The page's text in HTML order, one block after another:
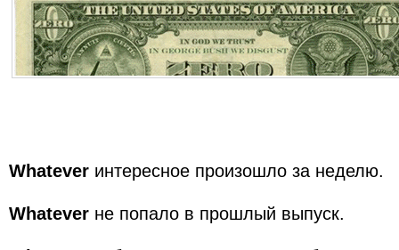
Whatever интересное произошло за неделю.
Whatever не попало в прошлый выпуск.